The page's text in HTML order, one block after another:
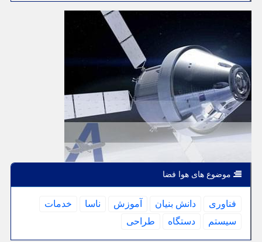
موضوع های هوا فضا
فناوری دانش بنیان آموزش ناسا
خدمات
سیستم
دستگاه طراحی